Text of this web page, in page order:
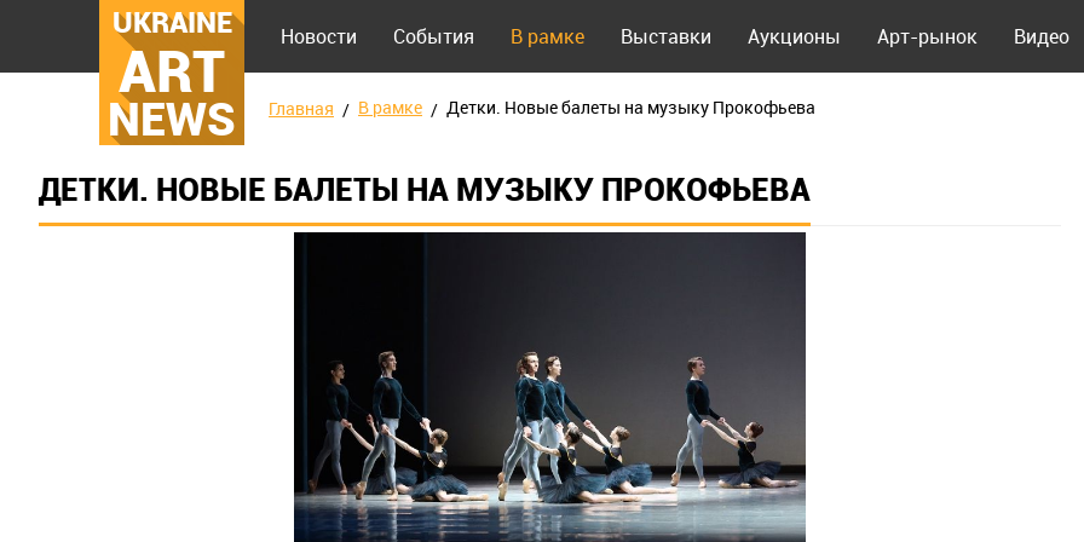
UKRAINE
ART
NEWS
Новости События В рамке Выставки Аукционы Арт-рынок Видео
Главная В рамке Детки. Новые балеты на музыку Прокофьева
ДЕТКИ. НОВЫЕ БАЛЕТЫ НА МУЗЫКУ ПРОКОФЬЕВА